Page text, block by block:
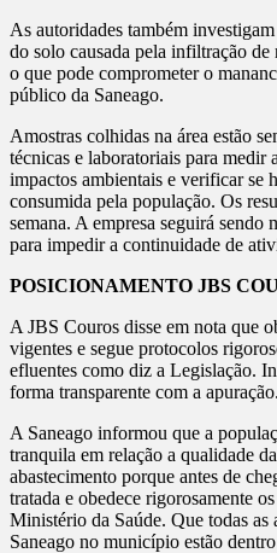
As autoridades também
do solo causada pela infiltração
o que pode comprometer o
público da Saneago.
Amostras colhidas na área estão
técnicas e laboratoriais para medir
impactos ambientais e verificar se
consumida pela população. Os
semana. A empresa seguirá
para impedir a continuidade de
POSICIONAMENTO JBS
A JBS Couros disse em nota que
vigentes e segue protocolos
efluentes como diz a Legislação.
forma transparente com a apuração.
A Saneago informou que a
tranquila em relação a qualidade
abastecimento porque antes de
tratada e obedece rigorosamente
Ministério da Saúde. Que todas as
Saneago no município estão